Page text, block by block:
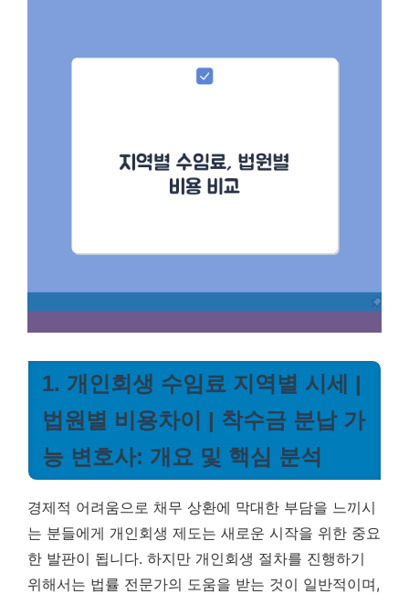
1. 개인회생 수임료 지역별 시세 |
법원별 비용차이 | 착수금 분납 가
능 변호사: 개요 및 핵심 분석
경제적 어려움으로 채무 상환에 막대한 부담을 느끼시
는 분들에게 개인회생 제도는 새로운 시작을 위한 중요
한 발판이 됩니다. 하지만 개인회생 절차를 진행하기
위해서는 법률 전문가의 도움을 받는 것이 일반적이며,